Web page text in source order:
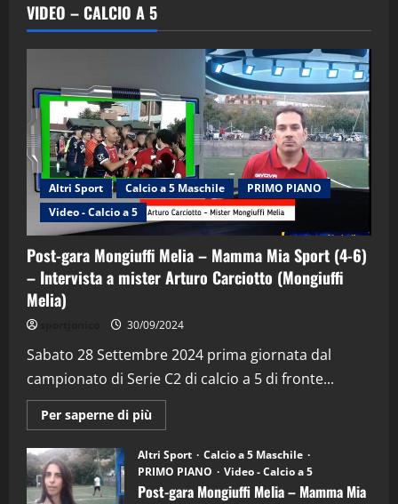
VIDEO – CALCIO A 5
Altri Sport Calcio a 5 Maschile
PRIMO PIANO
Video - Calcio a 5
Post-gara Mongiuffi Melia – Mamma Mia Sport (4-6)
– Intervista a mister Arturo Carciotto (Mongiuffi
Melia)
30/09/2024
Sabato 28 Settembre 2024 prima giornata dal
campionato di Serie C2 di calcio a 5 di fronte...
Per saperne di più
informazioni
Post-
gara
Mongiuffi
Melia
Altri Sport
Calcio a 5 Maschile
PRIMO PIANO
Video - Calcio a 5
Post-gara Mongiuffi Melia – Mamma Mia
2
“SportEmpire” in Podcast: 29^ Puntata
(Martedi 28 Aprile 2026)
28/04/2026
"SportEmpire" in Podcast
“SportEmpire” in Podcast: 28^ Puntata
(Martedi 21 Aprile 2026)
21/04/2026